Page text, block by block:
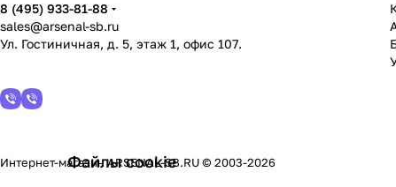
8 (495) 933-81-88
sales@arsenal-sb.ru
Ул. Гостиничная, д. 5, этаж 1, офис 107.
Интернет-магазин ARSENAL-SB.RU © 2003-2026
Файлы cookie